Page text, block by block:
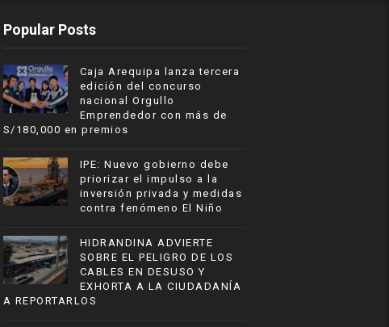
Popular Posts
Caja Arequipa lanza tercera
edición del concurso
nacional Orgullo
Emprendedor con más de
S/180,000 en premios
IPE: Nuevo gobierno debe
priorizar el impulso a la
inversión privada y medidas
contra fenómeno El Niño
HIDRANDINA ADVIERTE
SOBRE EL PELIGRO DE LOS
CABLES EN DESUSO Y
EXHORTA A LA CIUDADANÍA
A REPORTARLOS